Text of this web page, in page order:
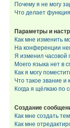
Почему я не могу
Что делает
Параметры и
Как мне изменить
На конференции
Я изменил часовой
Моего языка нет в
Как я могу
Что такое звание и
Когда я щёлкаю по
Создание
Как мне создать
Как мне